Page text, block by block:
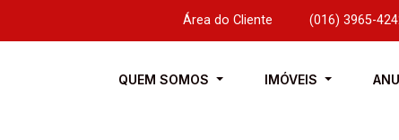
Área do Cliente (016) 3965-
QUEM SOMOS IMÓVEIS